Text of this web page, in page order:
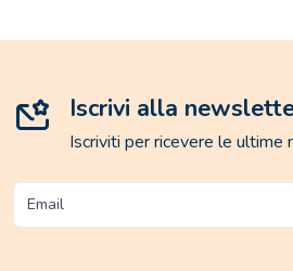
Iscrivi alla
Iscriviti per ricevere le ultime